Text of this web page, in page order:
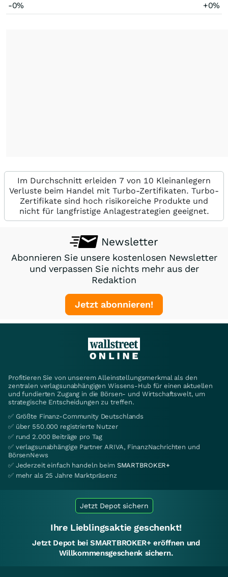
-0% +0%
Im Durchschnitt erleiden 7 von 10 Kleinanlegern
Verluste beim Handel mit Turbo-Zertifikaten. Turbo-
Zertifikate sind hoch risikoreiche Produkte und
nicht für langfristige Anlagestrategien geeignet.
Newsletter
Abonnieren Sie unsere kostenlosen Newsletter
und verpassen Sie nichts mehr aus der
Redaktion
Jetzt abonnieren!
Profitieren Sie von unserem Alleinstellungsmerkmal als den
zentralen verlagsunabhängigen Wissens-Hub für einen aktuellen
und fundierten Zugang in die Börsen- und Wirtschaftswelt, um
strategische Entscheidungen zu treffen.
✅ Größte Finanz-Community Deutschlands
✅ über 550.000 registrierte Nutzer
✅ rund 2.000 Beiträge pro Tag
✅ verlagsunabhängige Partner ARIVA, FinanzNachrichten und
BörsenNews
✅ Jederzeit einfach handeln beim SMARTBROKER+
✅ mehr als 25 Jahre Marktpräsenz
Jetzt Depot sichern
Ihre Lieblingsaktie geschenkt!
Jetzt Depot bei SMARTBROKER+ eröffnen und
Willkommensgeschenk sichern.